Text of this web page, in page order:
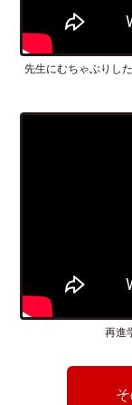
先生にむちゃぶりし
再進